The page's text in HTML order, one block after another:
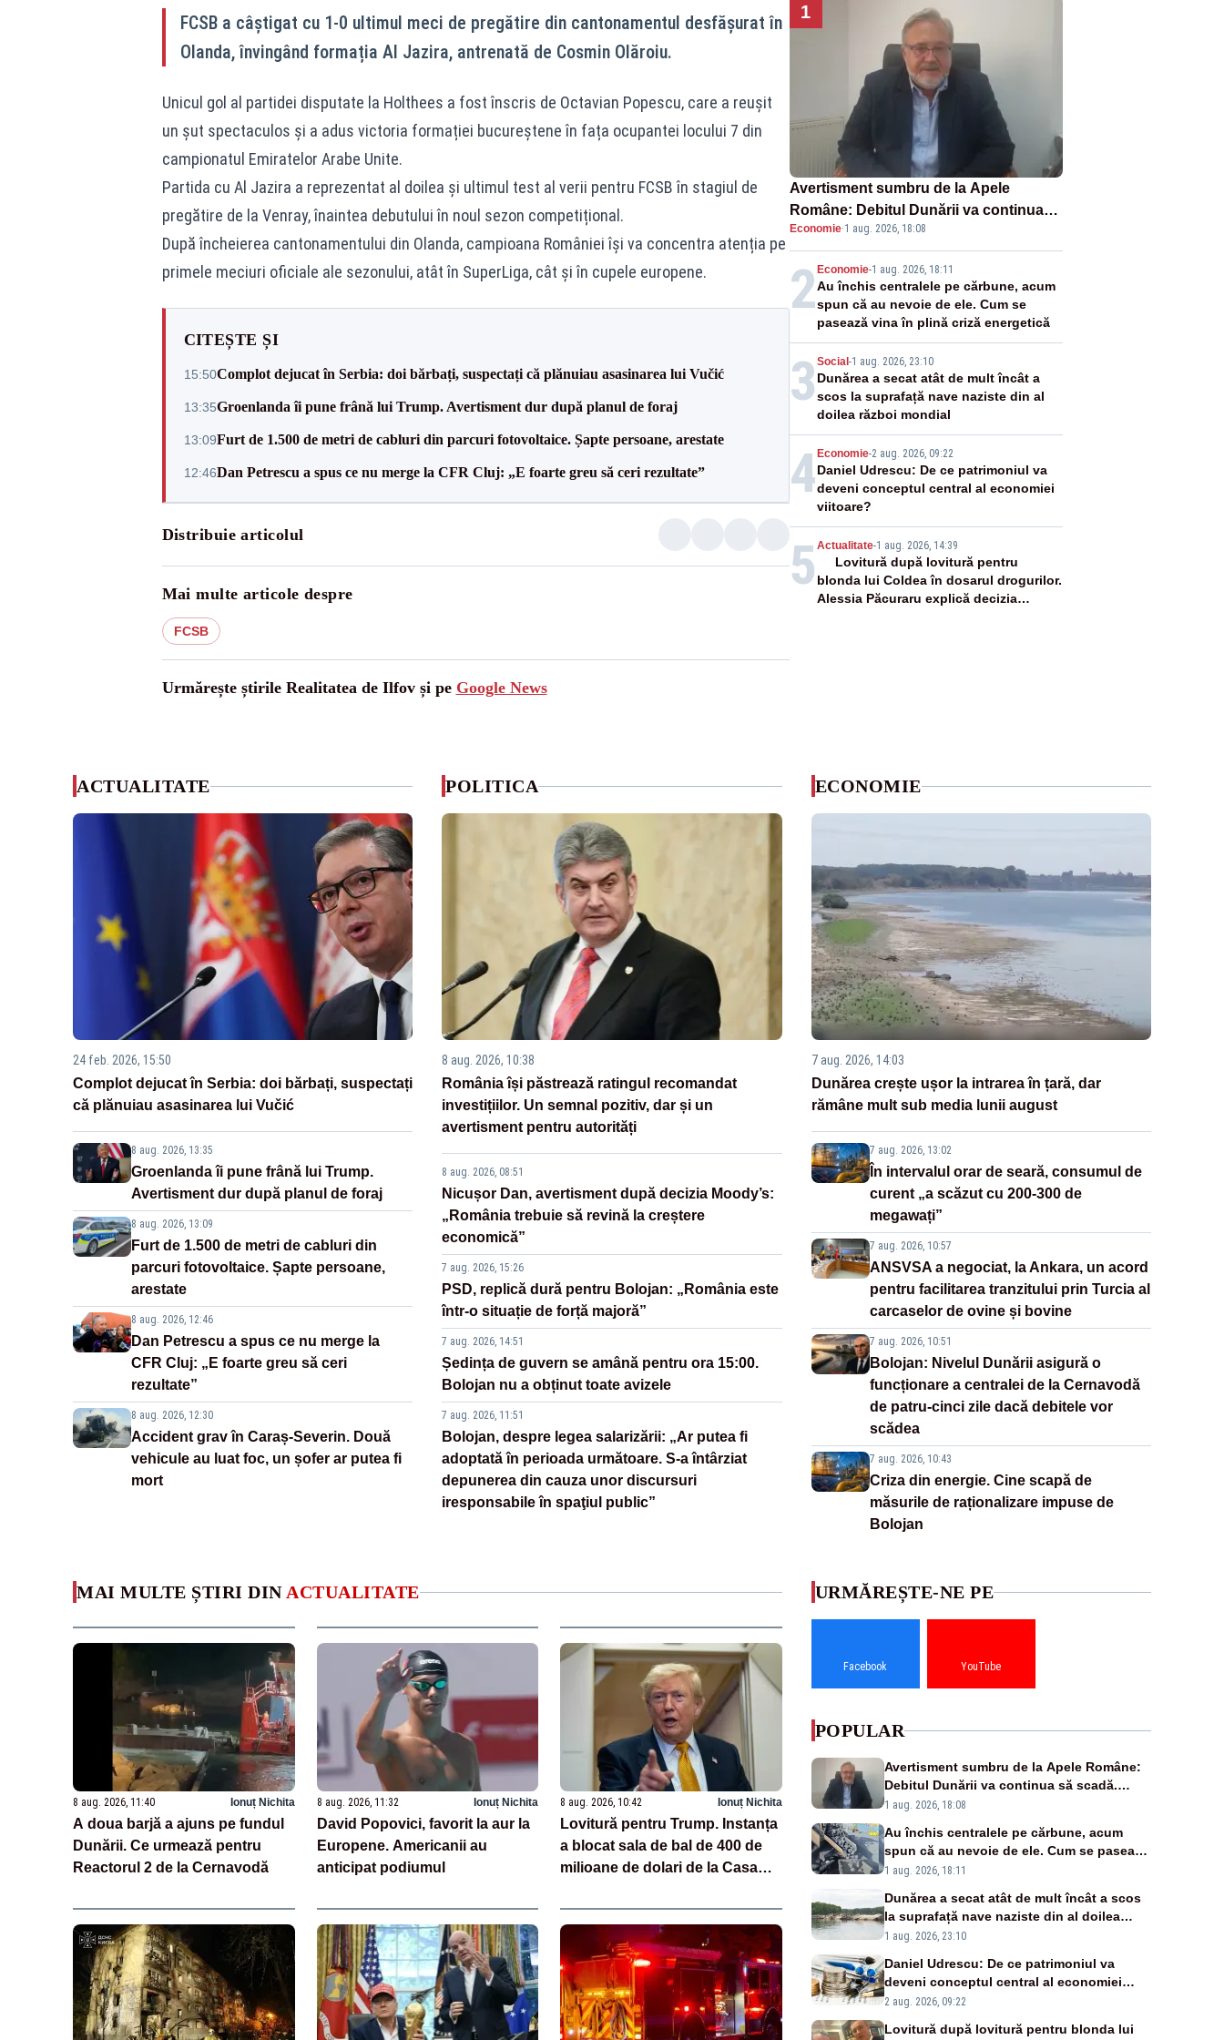
FCSB a câștigat cu 1-0 ultimul meci de pregătire din cantonamentul desfășurat în
Olanda, învingând formația Al Jazira, antrenată de Cosmin Olăroiu.
Unicul gol al partidei disputate la Holthees a fost înscris de Octavian Popescu, care a reușit
un șut spectaculos și a adus victoria formației bucureștene în fața ocupantei locului 7 din
campionatul Emiratelor Arabe Unite.
Partida cu Al Jazira a reprezentat al doilea și ultimul test al verii pentru FCSB în stagiul de
pregătire de la Venray, înaintea debutului în noul sezon competițional.
După încheierea cantonamentului din Olanda, campioana României își va concentra atenția pe
primele meciuri oficiale ale sezonului, atât în SuperLiga, cât și în cupele europene.
CITEȘTE ȘI
15:50Complot dejucat în Serbia: doi bărbați, suspectați că plănuiau asasinarea lui Vučić
13:35Groenlanda îi pune frână lui Trump. Avertisment dur după planul de foraj
13:09Furt de 1.500 de metri de cabluri din parcuri fotovoltaice. Șapte persoane, arestate
12:46Dan Petrescu a spus ce nu merge la CFR Cluj: „E foarte greu să ceri rezultate”
Distribuie articolul
Mai multe articole despre
FCSB
Urmărește știrile Realitatea de Ilfov și pe Google News
1
Avertisment sumbru de la Apele
Române: Debitul Dunării va continua
să scadă. Cernavodă s-ar putea închide
în 4 zile
Economie·1 aug. 2026, 18:08
2 Economie-1 aug. 2026, 18:11
Au închis centralele pe cărbune, acum
spun că au nevoie de ele. Cum se
pasează vina în plină criză energetică
3 Social -1 aug. 2026, 23:10
Dunărea a secat atât de mult încât a
scos la suprafață nave naziste din al
doilea război mondial
4 Economie-2 aug. 2026, 09:22
Daniel Udrescu: De ce patrimoniul va
deveni conceptul central al economiei
viitoare?
5 Actualitate-1 aug. 2026, 14:39
Lovitură după lovitură pentru
blonda lui Coldea în dosarul drogurilor.
Alessia Păcuraru explică decizia
ACTUALITATE
24 feb. 2026, 15:50
Complot dejucat în Serbia: doi bărbați, suspectați
că plănuiau asasinarea lui Vučić
8 aug. 2026, 13:35
Groenlanda îi pune frână lui Trump.
Avertisment dur după planul de foraj
8 aug. 2026, 13:09
Furt de 1.500 de metri de cabluri din
parcuri fotovoltaice. Șapte persoane,
arestate
8 aug. 2026, 12:46
Dan Petrescu a spus ce nu merge la
CFR Cluj: „E foarte greu să ceri
rezultate”
8 aug. 2026, 12:30
Accident grav în Caraș-Severin. Două
vehicule au luat foc, un șofer ar putea fi
mort
POLITICA
8 aug. 2026, 10:38
România își păstrează ratingul recomandat
investițiilor. Un semnal pozitiv, dar și un
avertisment pentru autorități
8 aug. 2026, 08:51
Nicușor Dan, avertisment după decizia Moody’s:
„România trebuie să revină la creștere
economică”
7 aug. 2026, 15:26
PSD, replică dură pentru Bolojan: „România este
într-o situație de forță majoră”
7 aug. 2026, 14:51
Ședința de guvern se amână pentru ora 15:00.
Bolojan nu a obținut toate avizele
7 aug. 2026, 11:51
Bolojan, despre legea salarizării: „Ar putea fi
adoptată în perioada următoare. S-a întârziat
depunerea din cauza unor discursuri
iresponsabile în spaţiul public”
ECONOMIE
7 aug. 2026, 14:03
Dunărea crește ușor la intrarea în țară, dar
rămâne mult sub media lunii august
7 aug. 2026, 13:02
În intervalul orar de seară, consumul de
curent „a scăzut cu 200-300 de
megawați”
7 aug. 2026, 10:57
ANSVSA a negociat, la Ankara, un acord
pentru facilitarea tranzitului prin Turcia al
carcaselor de ovine și bovine
7 aug. 2026, 10:51
Bolojan: Nivelul Dunării asigură o
funcționare a centralei de la Cernavodă
de patru-cinci zile dacă debitele vor
scădea
7 aug. 2026, 10:43
Criza din energie. Cine scapă de
măsurile de raționalizare impuse de
Bolojan
MAI MULTE ȘTIRI DIN ACTUALITATE
8 aug. 2026, 11:40 Ionuț Nichita
A doua barjă a ajuns pe fundul
Dunării. Ce urmează pentru
Reactorul 2 de la Cernavodă
8 aug. 2026, 11:32 Ionuț Nichita
David Popovici, favorit la aur la
Europene. Americanii au
anticipat podiumul
8 aug. 2026, 10:42 Ionuț Nichita
Lovitură pentru Trump. Instanța
a blocat sala de bal de 400 de
milioane de dolari de la Casa
URMĂREȘTE-NE PE
Facebook YouTube
POPULAR
Avertisment sumbru de la Apele Române:
Debitul Dunării va continua să scadă.
Cernavodă s-ar putea închide în 4 zile
1 aug. 2026, 18:08
Au închis centralele pe cărbune, acum
spun că au nevoie de ele. Cum se pasează
vina în plină criză energetică
1 aug. 2026, 18:11
Dunărea a secat atât de mult încât a scos
la suprafață nave naziste din al doilea
război mondial
1 aug. 2026, 23:10
Daniel Udrescu: De ce patrimoniul va
deveni conceptul central al economiei
viitoare?
2 aug. 2026, 09:22
Lovitură după lovitură pentru blonda lui